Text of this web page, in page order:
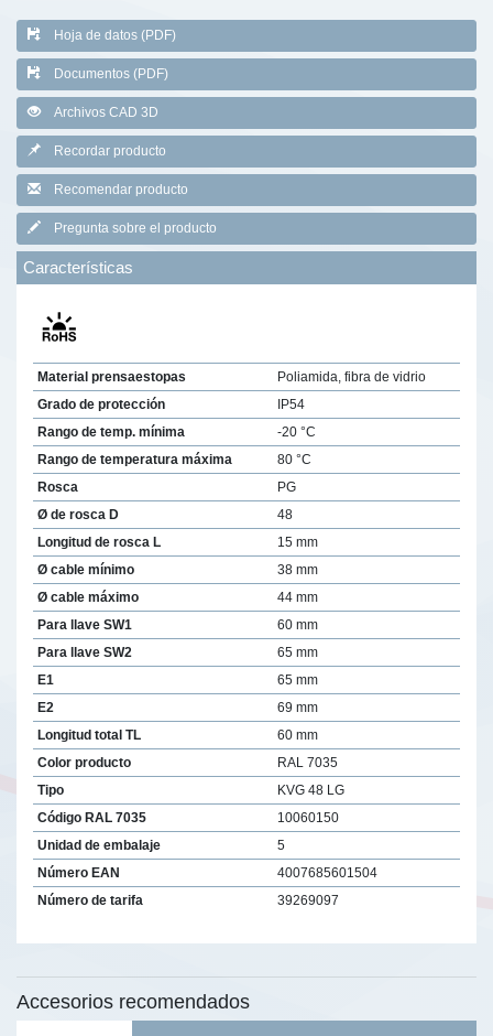
Hoja de datos (PDF)
Documentos (PDF)
Archivos CAD 3D
Recordar producto
Recomendar producto
Pregunta sobre el producto
Características
Material prensaestopas
Poliamida, fibra de vidrio
Grado de protección
IP54
Rango de temp. mínima
-20 °C
Rango de temperatura máxima
80 °C
Rosca
PG
Ø de rosca D
48
Longitud de rosca L
15 mm
Ø cable mínimo
38 mm
Ø cable máximo
44 mm
Para llave SW1
60 mm
Para llave SW2
65 mm
E1
65 mm
E2
69 mm
Longitud total TL
60 mm
Color producto
RAL 7035
Tipo
KVG 48 LG
Código RAL 7035
10060150
Unidad de embalaje
5
Número EAN
4007685601504
Número de tarifa
39269097
Accesorios recomendados